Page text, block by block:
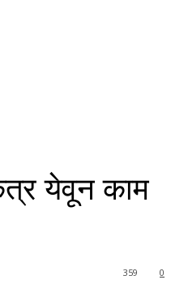
येवून काम
0
359